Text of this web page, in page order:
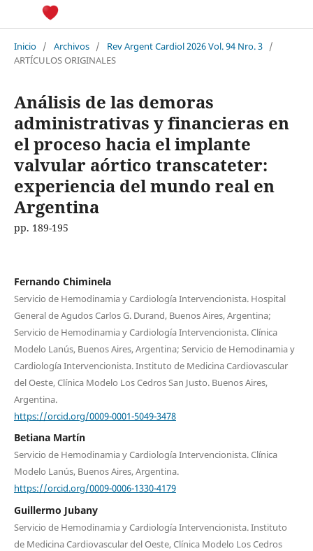
Inicio / Archivos / Rev Argent Cardiol 2026 Vol. 94 Nro. 3 /
ARTÍCULOS ORIGINALES
Análisis de las demoras
administrativas y financieras en
el proceso hacia el implante
valvular aórtico transcateter:
experiencia del mundo real en
Argentina
pp. 189-195
Fernando Chiminela
Servicio de Hemodinamia y Cardiología Intervencionista. Hospital
General de Agudos Carlos G. Durand, Buenos Aires, Argentina;
Servicio de Hemodinamia y Cardiología Intervencionista. Clínica
Modelo Lanús, Buenos Aires, Argentina; Servicio de Hemodinamia y
Cardiología Intervencionista. Instituto de Medicina Cardiovascular
del Oeste, Clínica Modelo Los Cedros San Justo. Buenos Aires,
Argentina.
https://orcid.org/0009-0001-5049-3478
Betiana Martín
Servicio de Hemodinamia y Cardiología Intervencionista. Clínica
Modelo Lanús, Buenos Aires, Argentina.
https://orcid.org/0009-0006-1330-4179
Guillermo Jubany
Servicio de Hemodinamia y Cardiología Intervencionista. Instituto
de Medicina Cardiovascular del Oeste, Clínica Modelo Los Cedros